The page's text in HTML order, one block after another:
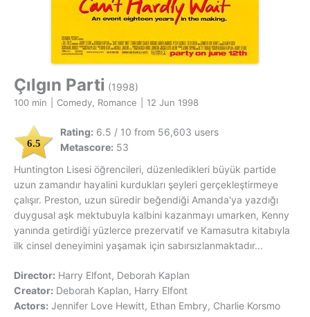
Çılgın Parti (1998)
100 min Comedy, Romance 12 Jun 1998
6.5
Rating: 6.5 / 10 from 56,603 users
Metascore: 53
Huntington Lisesi öğrencileri, düzenledikleri büyük partide
uzun zamandır hayalini kurdukları şeyleri gerçekleştirmeye
çalışır. Preston, uzun süredir beğendiği Amanda'ya yazdığı
duygusal aşk mektubuyla kalbini kazanmayı umarken, Kenny
yanında getirdiği yüzlerce prezervatif ve Kamasutra kitabıyla
ilk cinsel deneyimini yaşamak için sabırsızlanmaktadır...
Director: Harry Elfont, Deborah Kaplan
Creator: Deborah Kaplan, Harry Elfont
Actors: Jennifer Love Hewitt, Ethan Embry, Charlie Korsmo